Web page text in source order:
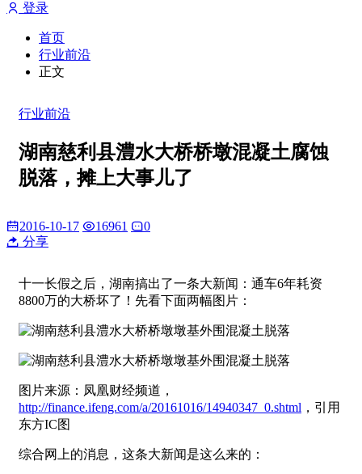
登录
首页
行业前沿
正文
行业前沿
湖南慈利县澧水大桥桥墩混凝土腐蚀
脱落，摊上大事儿了
2016-10-17 16961
0
分享
十一长假之后，湖南搞出了一条大新闻：通车6年耗资
8800万的大桥坏了！先看下面两幅图片：
图片来源：凤凰财经频道，
http://finance.ifeng.com/a/20161016/14940347_0.shtml ，引用
东方IC图
综合网上的消息，这条大新闻是这么来的：